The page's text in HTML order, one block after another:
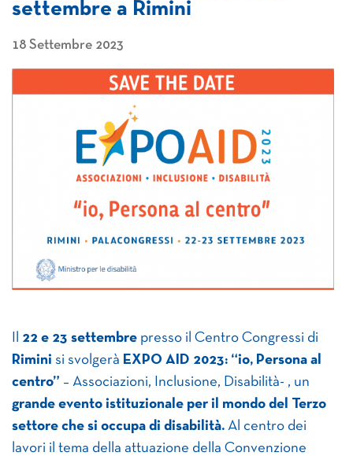
settembre a Rimini
18 Settembre 2023
22 e 23 settembre presso il Centro Congressi di
Rimini si svolgerà EXPO AID 2023: “io, Persona al
centro” – Associazioni, Inclusione, Disabilità- , un
grande evento istituzionale per il mondo del Terzo
settore che si occupa di disabilità. Al centro dei
lavori il tema della attuazione della Convenzione